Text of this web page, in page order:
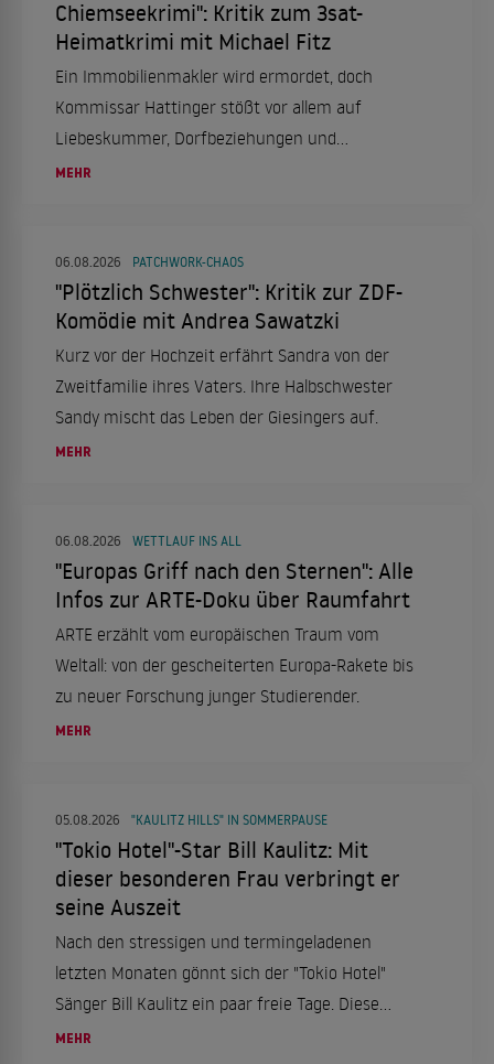
Chiemseekrimi": Kritik zum 3sat-
Heimatkrimi mit Michael Fitz
Ein Immobilienmakler wird ermordet, doch
Kommissar Hattinger stößt vor allem auf
Liebeskummer, Dorfbeziehungen und
trügerische Idylle.
MEHR
06.08.2026 PATCHWORK-CHAOS
"Plötzlich Schwester": Kritik zur ZDF-
Komödie mit Andrea Sawatzki
Kurz vor der Hochzeit erfährt Sandra von der
Zweitfamilie ihres Vaters. Ihre Halbschwester
Sandy mischt das Leben der Giesingers auf.
MEHR
06.08.2026 WETTLAUF INS ALL
"Europas Griff nach den Sternen": Alle
Infos zur ARTE-Doku über Raumfahrt
ARTE erzählt vom europäischen Traum vom
Weltall: von der gescheiterten Europa-Rakete bis
zu neuer Forschung junger Studierender.
MEHR
05.08.2026 "KAULITZ HILLS" IN SOMMERPAUSE
"Tokio Hotel"-Star Bill Kaulitz: Mit
dieser besonderen Frau verbringt er
seine Auszeit
Nach den stressigen und termingeladenen
letzten Monaten gönnt sich der "Tokio Hotel"
Sänger Bill Kaulitz ein paar freie Tage. Diese
verbringt er in Italien, genauer gesagt in Rom.
MEHR